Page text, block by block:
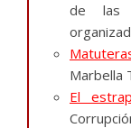
de las
Marbella
El